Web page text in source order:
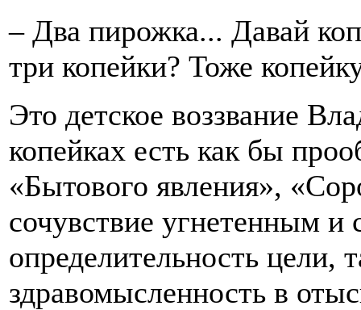
– Два пирожка... Давай
три копейки? Тоже
Это детское воззвание
копейках есть как бы
«Бытового явления»,
сочувствие угнетенным и
определительность цели,
здравомысленность в